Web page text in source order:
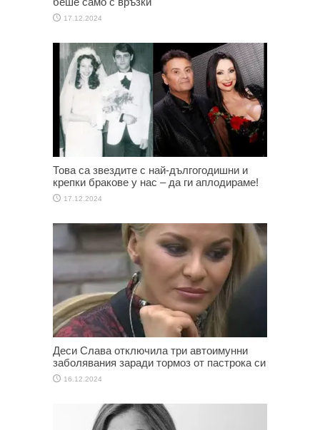
17.12.2024
Това са звездите с най-дългогодишни и
крепки бракове у нас – да ги аплодираме!
17.12.2024
Деси Слава отключила три автоимунни
заболявания заради тормоз от пастрока си
16.12.2024